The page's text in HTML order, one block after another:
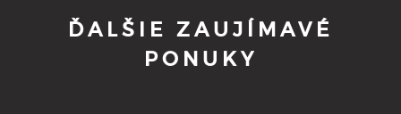
ĎALŠIE ZAUJÍMAVÉ
PONUKY